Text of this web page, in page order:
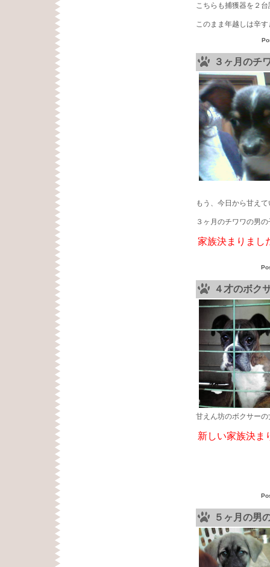
こちらも捕獲器を２
このまま年越しは辛
３ヶ月のチ
もう、今日から甘え
３ヶ月のチワワの男
家族決まりまし
４才のボク
甘えん坊のボクサー
新しい家族決ま
５ヶ月の男